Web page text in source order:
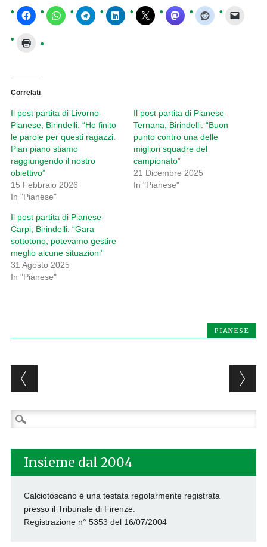
Correlati
Il post partita di Livorno-
Pianese, Birindelli: “Ho finito
le parole per questi ragazzi.
Pian piano stiamo
raggiungendo il nostro
obiettivo”
15 Febbraio 2026
In "Pianese"
Il post partita di Pianese-
Ternana, Birindelli: “Buon
punto contro una delle
migliori squadre del
campionato”
21 Dicembre 2025
In "Pianese"
Il post partita di Pianese-
Carpi, Birindelli: “Gara
sottotono, potevamo gestire
meglio alcune situazioni”
31 Agosto 2025
In "Pianese"
PIANESE
Post navigation
Ricerca
per:
Insieme dal 2004
Calciotoscano è una testata regolarmente registrata
presso il Tribunale di Firenze.
Registrazione n° 5353 del 16/07/2004